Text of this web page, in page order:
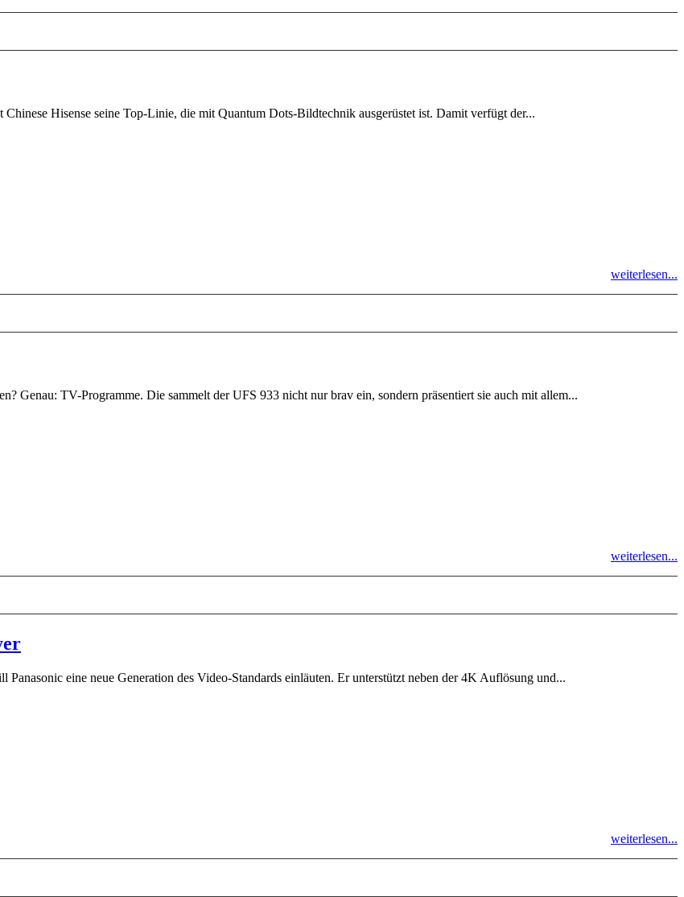
Hisense seine Top-Linie, die mit Quantum Dots-Bildtechnik ausgerüstet ist. Damit verfügt der...
weiterlesen...
Genau: TV-Programme. Die sammelt der UFS 933 nicht nur brav ein, sondern präsentiert sie auch mit allem...
weiterlesen...
eine neue Generation des Video-Standards einläuten. Er unterstützt neben der 4K Auflösung und...
weiterlesen...